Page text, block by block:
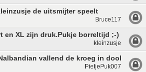
de uitsmijter speelt
Bruce117
en XL zijn druk.Pukje borreltijd ;-)
kleinzusje
vallend de kroeg in dook ;-)
PietjePuk007